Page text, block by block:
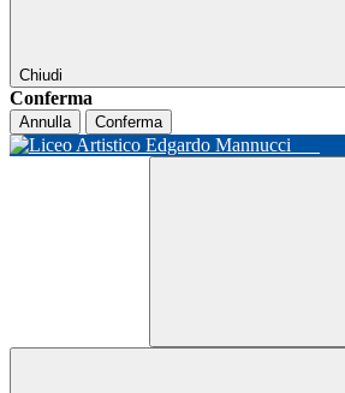
Chiudi
Conferma
Annulla Conferma